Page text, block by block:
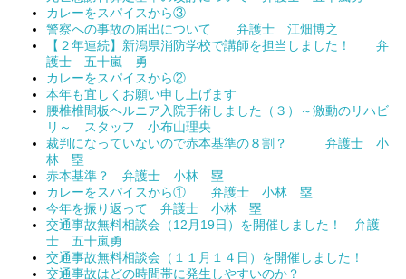
カレーをスパイスから③
警察への事故の届出について 弁護士 江畑博之
【２年連続】新潟県消防学校で講師を担当しました！ 弁
護士 五十嵐 勇
カレーをスパイスから②
本年も宜しくお願い申し上げます
腰椎椎間板ヘルニア入院手術しました（３）～激動のリハビ
リ～ スタッフ 小布山理央
裁判になっていないので赤本基準の８割？ 弁護士 小
林 塁
赤本基準？ 弁護士 小林 塁
カレーをスパイスから① 弁護士 小林 塁
今年を振り返って 弁護士 小林 塁
交通事故無料相談会（12月19日）を開催しました！ 弁護
士 五十嵐勇
交通事故無料相談会（１１月１４日）を開催しました！
交通事故はどの時間帯に発生しやすいのか？